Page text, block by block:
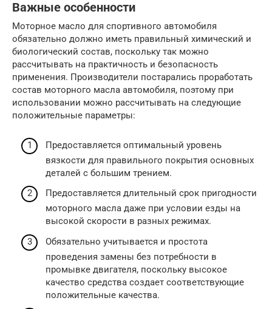
Важные особенности
Моторное масло для спортивного автомобиля
обязательно должно иметь правильный химический и
биологический состав, поскольку так можно
рассчитывать на практичность и безопасность
применения. Производители постарались проработать
состав моторного масла автомобиля, поэтому при
использовании можно рассчитывать на следующие
положительные параметры:
Предоставляется оптимальный уровень
вязкости для правильного покрытия основных
деталей с большим трением.
Предоставляется длительный срок пригодности
моторного масла даже при условии езды на
высокой скорости в разных режимах.
Обязательно учитывается и простота
проведения замены без потребности в
промывке двигателя, поскольку высокое
качество средства создает соответствующие
положительные качества.